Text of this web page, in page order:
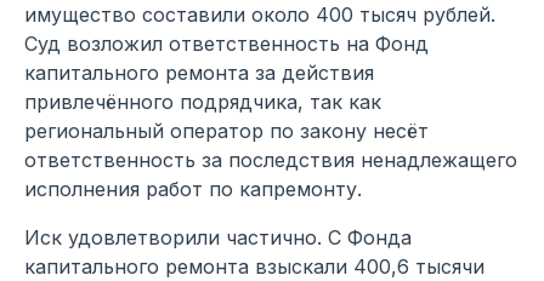
имущество составили около 400 тысяч рублей.
Суд возложил ответственность на Фонд
капитального ремонта за действия
привлечённого подрядчика, так как
региональный оператор по закону несёт
ответственность за последствия ненадлежащего
исполнения работ по капремонту.
Иск удовлетворили частично. С Фонда
капитального ремонта взыскали 400,6 тысячи